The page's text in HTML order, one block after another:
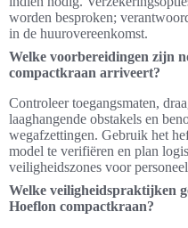
worden besproken;
in de huurovereenkomst.
Welke voorbereidingen zijn
compactkraan arriveert?
Controleer toegangsmaten,
laaghangende obstakels en
wegafzettingen. Gebruik het
model te verifiëren en plan
veiligheidszones voor
Welke veiligheidspraktijken
Hoeflon compactkraan?